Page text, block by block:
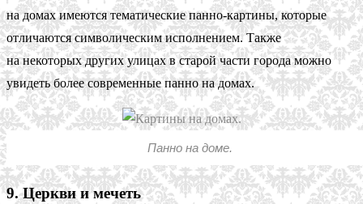
на домах имеются тематические панно-картины, которые
отличаются символическим исполнением. Также
на некоторых других улицах в старой части города можно
увидеть более современные панно на домах.
Панно на доме.
9. Церкви и мечеть